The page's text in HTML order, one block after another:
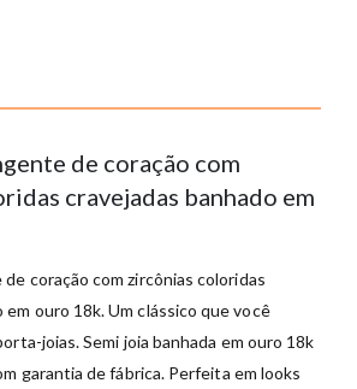
de coração com
cravejadas banhado em
coração com zircônias coloridas
em ouro 18k. Um clássico que você
joias. Semi joia banhada em ouro 18k
garantia de fábrica. Perfeita em looks